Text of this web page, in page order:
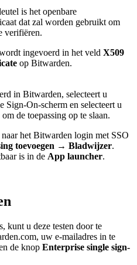
is het openbare
dat zal worden gebruikt om
verifiëren.
ingevoerd in het veld X509
op Bitwarden.
in Bitwarden, selecteert u
Sign-On-scherm en selecteert u
de toepassing op te slaan.
het Bitwarden login met SSO
toevoegen → Bladwijzer.
is in de App launcher.
kunt u deze testen door te
uw e-mailadres in te
de knop Enterprise single sign-